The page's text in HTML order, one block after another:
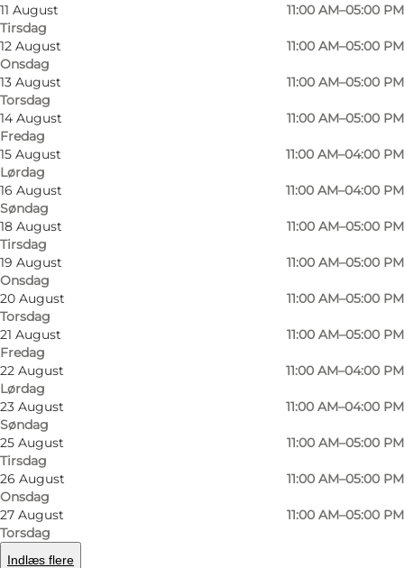
11 August
Tirsdag
11:00 AM–05:00 PM
12 August
Onsdag
11:00 AM–05:00 PM
13 August
Torsdag
11:00 AM–05:00 PM
14 August
Fredag
11:00 AM–05:00 PM
15 August
Lørdag
11:00 AM–04:00 PM
16 August
Søndag
11:00 AM–04:00 PM
18 August
Tirsdag
11:00 AM–05:00 PM
19 August
Onsdag
11:00 AM–05:00 PM
20 August
Torsdag
11:00 AM–05:00 PM
21 August
Fredag
11:00 AM–05:00 PM
22 August
Lørdag
11:00 AM–04:00 PM
23 August
Søndag
11:00 AM–04:00 PM
25 August
Tirsdag
11:00 AM–05:00 PM
26 August
Onsdag
11:00 AM–05:00 PM
27 August
Torsdag
11:00 AM–05:00 PM
Indlæs flere
Kaffe med omtanke
LABAN Kaffebar lægger vægt på at servere
kaffe, der både smager fantastisk og støtter et
godt formål. Kaffebønnerne stammer fra Blind
Coffee, en virksomhed, der kombinerer social
ansvarlighed med udsøgt kaffekvalitet.
Bønnerne, der serveres på LABAN, kommer fra
Cerrado Mineiro-regionen i Brasilien og har en
smagsprofil med chokoladenoter, nødder og et
hint af citrus.
Blind Coffee er også kendt for at skabe
jobmuligheder for mennesker med
synshandicap, og LABAN Kaffebar er stolt over
at støtte denne vision. Kaffen fås til en
overkommelig pris, med en kop fra 30 til 40 kr.